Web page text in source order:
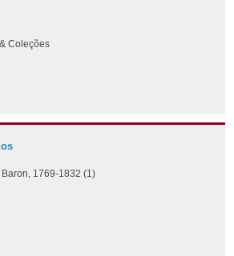
Coleções
1769-1832 (1)